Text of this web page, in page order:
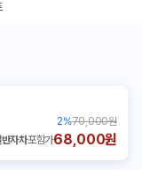
2%70,000원
자차포함가68,000원